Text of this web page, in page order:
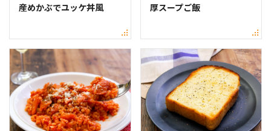
産めかぶでユッケ丼風
厚スープご飯